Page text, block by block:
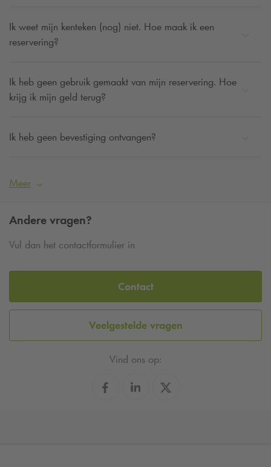
Ik weet mijn kenteken (nog) niet. Hoe maak ik een
reservering?
Ik heb geen gebruik gemaakt van mijn reservering. Hoe
krijg ik mijn geld terug?
Ik heb geen bevestiging ontvangen?
Meer
Andere vragen?
Vul dan het contactformulier in
Contact
Veelgestelde vragen
Vind ons op: